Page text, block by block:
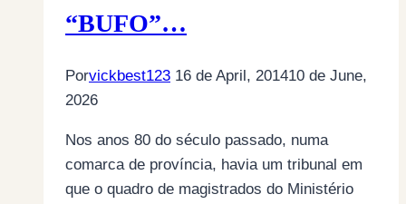
“BUFO”…
Porvickbest123 16 de April, 201410 de June,
2026
Nos anos 80 do século passado, numa
comarca de província, havia um tribunal em
que o quadro de magistrados do Ministério